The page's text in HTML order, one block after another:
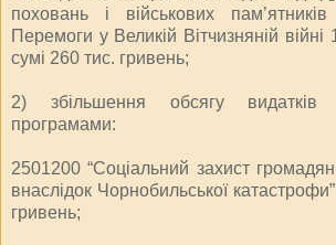
поховань і військових
Перемоги у Великій Вітчизняній війні
сумі 260 тис. гривень;
2) збільшення обсягу
програмами:
2501200 “Соціальний захист
внаслідок Чорнобильської
гривень;